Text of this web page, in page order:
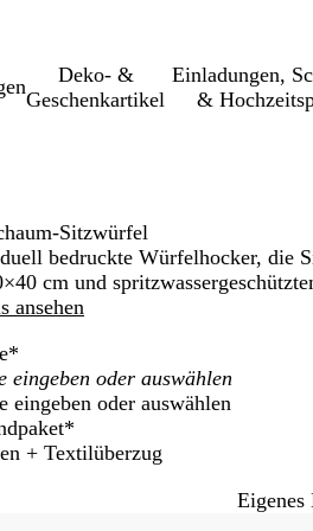
Deko- &
Geschenkartikel
Einl­a­dung­en,
&
Sitzwürfel
bedruckte Würfelhocker, die
cm und
ansehen
*
eingeben oder auswählen
*
+ Textilüberzug